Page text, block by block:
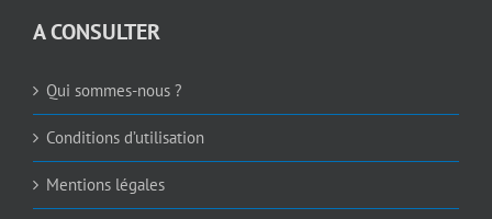
A CONSULTER
Qui sommes-nous ?
Conditions d’utilisation
Mentions légales